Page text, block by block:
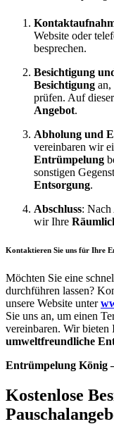
Website oder
besprechen.
Besichtigung
Besichtigung an,
prüfen. Auf
Angebot.
Abholung und
vereinbaren wir
Entrümpelung
sonstigen
Entsorgung.
Abschluss: Nach
wir Ihre
Kontaktieren Sie uns für Ihre
Möchten Sie eine
durchführen lassen?
unsere Website unter
Sie uns an, um einen
vereinbaren. Wir bieten
umweltfreundliche
Entrümpelung König
Kostenlose